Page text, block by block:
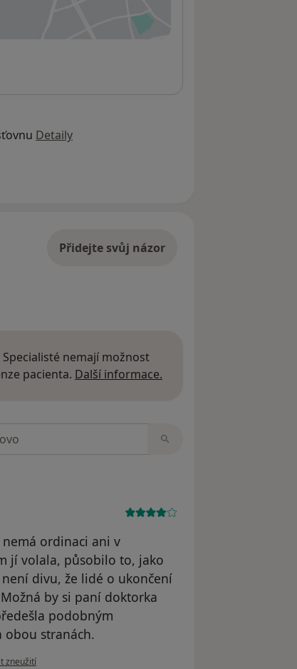
v nové záložce
Detaily
Přidejte svůj názor
nemají možnost
pacienta. Další informace.
ordinaci ani v
jí volala, působilo to, jako
divu, že lidé o ukončení
by si paní doktorka
podobným
stranách.
uživatele Barbora Červenková
zneužití